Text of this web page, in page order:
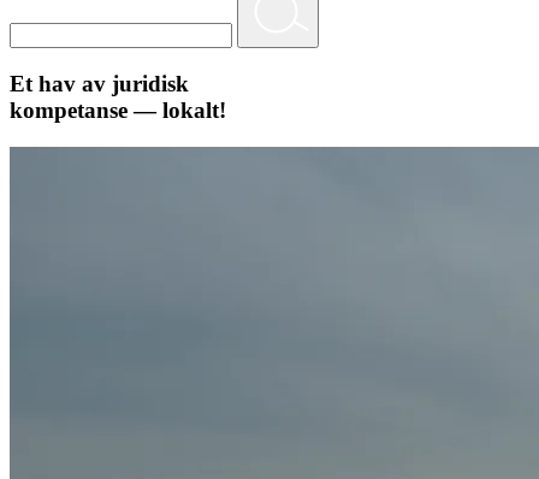
Et hav av juridisk
kompetanse — lokalt!